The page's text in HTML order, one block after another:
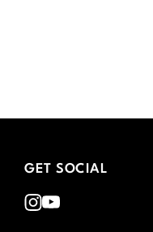
GET SOCIAL
Instagram
Youtube